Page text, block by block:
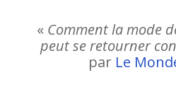
« Comment la mode
peut se retourner
par Le